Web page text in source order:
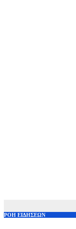
ΡΟΗ ΕΙΔΗΣΕΩΝ